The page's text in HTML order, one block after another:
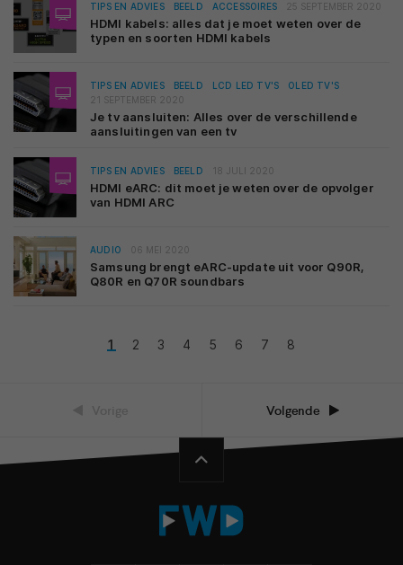
TIPS EN ADVIES BEELD ACCESSOIRES 25 SEPTEMBER 2020
HDMI kabels: alles dat je moet weten over de
typen en soorten HDMI kabels
TIPS EN ADVIES BEELD LCD LED TV'S
OLED TV'S
21 SEPTEMBER 2020
Je tv aansluiten: Alles over de verschillende
aansluitingen van een tv
TIPS EN ADVIES BEELD 18 JULI 2020
HDMI eARC: dit moet je weten over de opvolger
van HDMI ARC
AUDIO 06 MEI 2020
Samsung brengt eARC-update uit voor Q90R,
Q80R en Q70R soundbars
1 2 3 4 5 6 7 8
Volgende